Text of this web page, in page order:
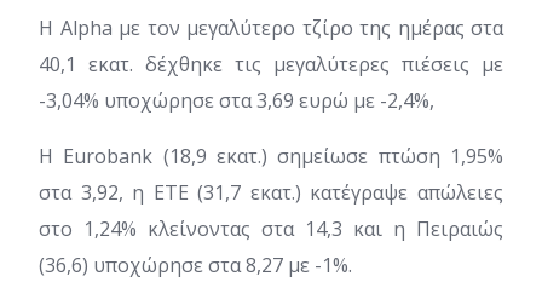
Η Alpha με τον μεγαλύτερο τζίρο της ημέρας στα
40,1 εκατ. δέχθηκε τις μεγαλύτερες πιέσεις με
-3,04% υποχώρησε στα 3,69 ευρώ με -2,4%,
Η Eurobank (18,9 εκατ.) σημείωσε πτώση 1,95%
στα 3,92, η ΕΤΕ (31,7 εκατ.) κατέγραψε απώλειες
στο 1,24% κλείνοντας στα 14,3 και η Πειραιώς
(36,6) υποχώρησε στα 8,27 με -1%.